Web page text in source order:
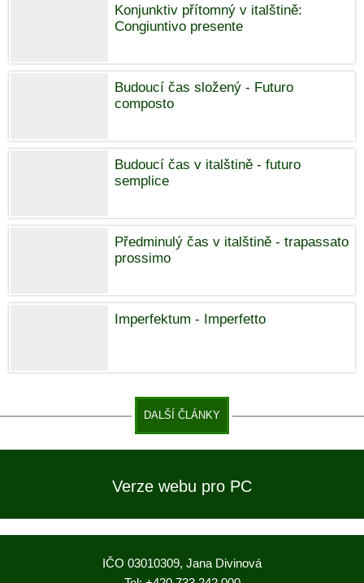
Konjunktiv přítomný v italštině:
Congiuntivo presente
Budoucí čas složený - Futuro
composto
Budoucí čas v italštině - futuro
semplice
Předminulý čas v italštině - trapassato
prossimo
Imperfektum - Imperfetto
DALŠÍ ČLÁNKY
Verze webu pro PC
IČO 03010309, Jana Divinová